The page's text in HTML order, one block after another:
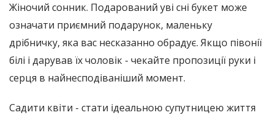
Жіночий сонник. Подарований уві сні букет може
означати приємний подарунок, маленьку
дрібничку, яка вас несказанно обрадує. Якщо півонії
білі і дарував їх чоловік - чекайте пропозиції руки і
серця в найнесподіваніший момент.
Садити квіти - стати ідеальною супутницею життя